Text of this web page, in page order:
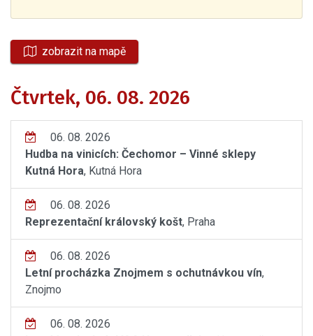
zobrazit na mapě
Čtvrtek, 06. 08. 2026
06. 08. 2026
Hudba na vinicích: Čechomor – Vinné sklepy
Kutná Hora, Kutná Hora
06. 08. 2026
Reprezentační královský košt, Praha
06. 08. 2026
Letní procházka Znojmem s ochutnávkou vín,
Znojmo
06. 08. 2026